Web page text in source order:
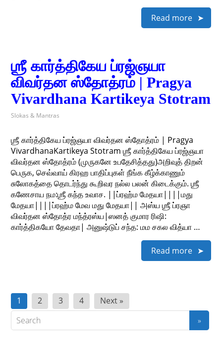
Read more
ஶ்ரீ கார்த்திகேய ப்ரஜ்ஞயா
விவர்தன ஸ்தோத்ரம் | Pragya
Vivardhana Kartikeya Stotram
Slokas & Mantras
ஶ்ரீ கார்த்திகேய ப்ரஜ்ஞயா விவர்தன ஸ்தோத்ரம் | Pragya
VivardhanaKartikeya Stotram ஶ்ரீ கார்த்திகேய ப்ரஜ்ஞயா
விவர்தன ஸ்தோத்ரம் (முருகனே உபதேசித்தது)அறிவுத் திறன்
பெருக, செவ்வாய் கிரஹ பாதிப்புகள் நீங்க கீழ்க்காணும்
சுலோகத்தை தொடர்ந்து கூறிவர நல்ல பலன் கிடைக்கும். ஶ்ரீ
கணேசாய நம:ஶ்ரீ கந்த உவாச. ||ப்ரஹ்ம மேதயா||||மது
மேதயா||||ப்ரஹ்ம மேவ மது மேதயா|| அஸ்ய ஶ்ரீ ப்ரஞா
விவர்தன ஸ்தோத்ர மந்த்ரஸ்ய|ஸனத் குமார ரிஷி:
கார்த்திகயோ தேவதா| அனுஷ்டுப் சந்த: மம சகல வித்யா …
Read more
Posts
pagination
1 2 3 4 Next »